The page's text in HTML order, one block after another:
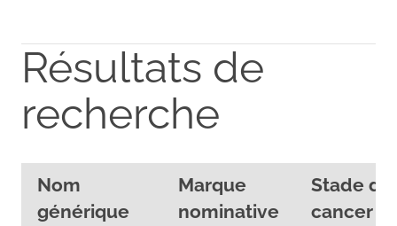
Résultats de
recherche
Nom
générique
Marque
nominative
Stade du
cancer